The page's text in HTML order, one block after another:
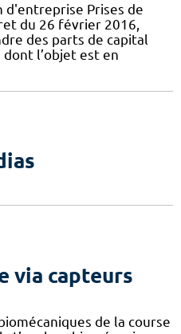
d'entreprise Prises de
du 26 février 2016,
des parts de capital
l’objet est en
via capteurs
de la course